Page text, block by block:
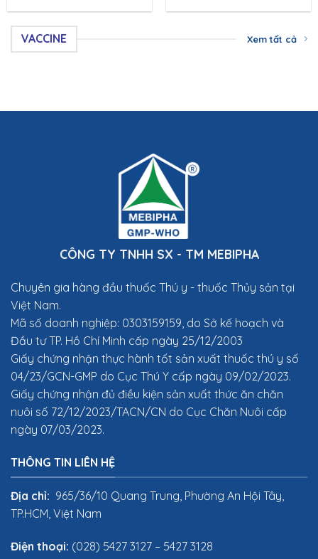
VACCINE Xem tất cả
CÔNG TY TNHH SX - TM MEBIPHA
Chuyên gia hàng đầu thuốc Thú y - thuốc Thủy sản tại
Việt Nam.
Mã số doanh nghiệp: 0303159159, do Sở kế hoạch và
Đầu tư TP. Hồ Chí Minh cấp ngày 25/12/2003
Giấy chứng nhận thực hành tốt sản xuất thuốc thú y số
04/23/GCN-GMP do Cục Thú Y cấp ngày 09/02/2023.
Giấy chứng nhận đủ điều kiện sản xuất thức ăn chăn
nuôi số 72/12/2023/TACN/CN do Cục Chăn Nuôi cấp
ngày 07/03/2023.
THÔNG TIN LIÊN HỆ
Địa chỉ: 965/36/10 Quang Trung, Phường An Hội Tây,
TP.HCM, Việt Nam
Điện thoại: (028) 5427 3127 – 5427 3128